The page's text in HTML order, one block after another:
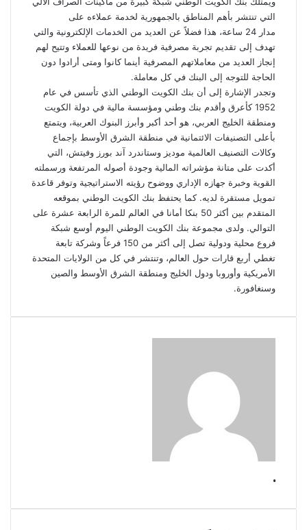
التي تنتشر بأهم المناطق بالجمهورية لخدمة عملاءه على
مدار 24 ساعة، هذا فضلاً عن العديد من الخدمات الإلكترونية والتي
تهدف إلى تقديم تجربة مصرفية فريدة من نوعها للعملاء وتتيح لهم
إنجاز العديد من معاملاتهم المصرفية أينما كانوا ومتى أرادوا دون
الحاجة للتوجه إلى البنك في كل معاملة.
وتجدر الإشارة إلى أن بنك الكويت الوطني الذي تأسس في عام
1952 كأعرق وأقدم بنك وطني ومؤسسة مالية في دولة الكويت
ومنطقة الخليج العربي، هو أحد أكبر وأبرز البنوك العربية، ويتمتع
بأعلى التصنيفات الائتمانية في منطقة الشرق الأوسط بإجماع
وكالات التصنيف العالمية موديز وستاندرد آند بورز وفيتش، التي
أكدت على متانة مؤشراته المالية وجودة أصوله المرتفعة ورسملته
القوية وخبرة جهازه الإداري ووضوح رؤيته الاستراتيجية وتوفر قاعدة
تمويل مستقرة لديه. كما يحتفظ بنك الكويت الوطني بموقعه
المتقدم بين أكثر 50 بنكا أمانا في العالم للمرة الرابعة عشرة على
التوالي. ولدى مجموعة بنك الكويت الوطني اليوم أوسع شبكة
فروع محلية ودولية تصل إلى أكثر من 150 فرعاً وشركة تابعة
تغطي أربع قارات حول العالم، وتنتشر في كل من الولايات المتحدة
الأمريكية وأوروبا ودول الخليج ومنطقة الشرق الأوسط والصين
وسنغافورة.
.